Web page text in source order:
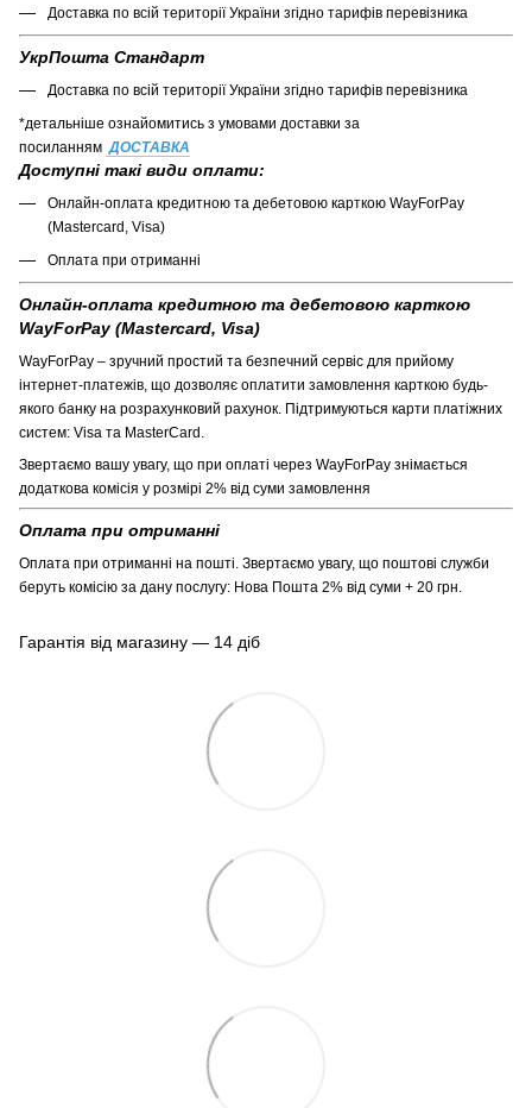
Доставка по всій території України згідно тарифів перевізника
УкрПошта Стандарт
Доставка по всій території України згідно тарифів перевізника
*детальніше ознайомитись з умовами доставки за
посиланням ДОСТАВКА
Доступні такі види оплати:
Онлайн-оплата кредитною та дебетовою карткою WayForPay
(Mastercard, Visa)
Оплата при отриманні
Онлайн-оплата кредитною та дебетовою карткою
WayForPay (Mastercard, Visa)
WayForPay – зручний простий та безпечний сервіс для прийому
інтернет-платежів, що дозволяє оплатити замовлення карткою будь-
якого банку на розрахунковий рахунок. Підтримуються карти платіжних
систем: Visa та MasterCard.
Звертаємо вашу увагу, що при оплаті через WayForPay знімається
додаткова комісія у розмірі 2% від суми замовлення
Оплата при отриманні
Оплата при отриманні на пошті. Звертаємо увагу, що поштові служби
беруть комісію за дану послугу: Нова Пошта 2% від суми + 20 грн.
Гарантія від магазину — 14 діб